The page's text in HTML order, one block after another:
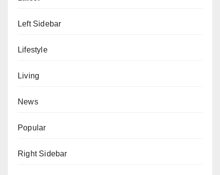
Left Sidebar
Lifestyle
Living
News
Popular
Right Sidebar